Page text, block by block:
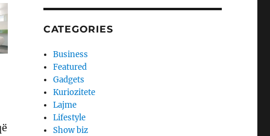
CATEGORIES
Business
Featured
Gadgets
Kuriozitete
Lajme
Lifestyle
Show biz